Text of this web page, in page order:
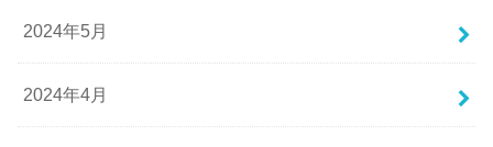
2024年5月
2024年4月